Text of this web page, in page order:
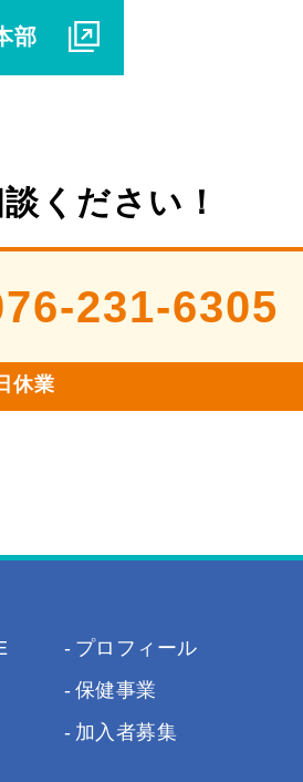
部
ください！
231-6305
休業
プロフィール
保健事業
加入者募集